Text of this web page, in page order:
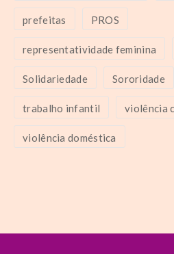
prefeitas PROS
representatividade feminina
Solidariedade Sororidade
trabalho infantil violência
violência doméstica